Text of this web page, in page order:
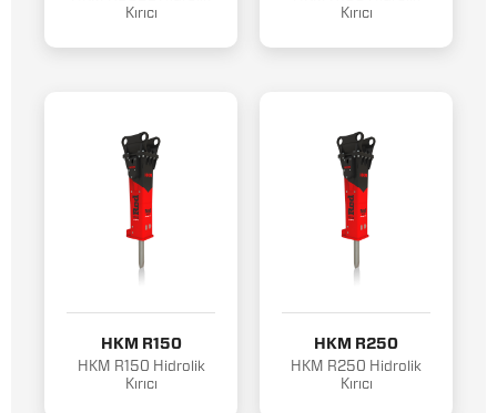
Kırıcı
Kırıcı
HKM R150
HKM R150 Hidrolik
Kırıcı
HKM R250
HKM R250 Hidrolik
Kırıcı